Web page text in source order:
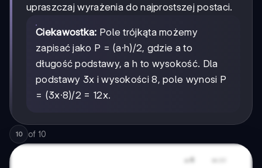
upraszczaj wyrażenia do najprostszej postaci.
Ciekawostka: Pole trójkąta możemy
zapisać jako P = (a·h)/2, gdzie a to
długość podstawy, a h to wysokość. Dla
podstawy 3x i wysokości 8, pole wynosi P
= (3x·8)/2 = 12x.
10 of 10